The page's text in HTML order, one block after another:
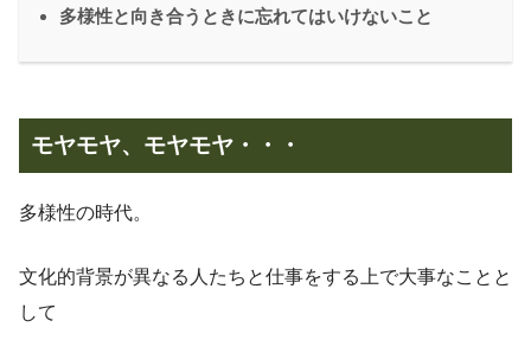
多様性と向き合うときに忘れてはいけないこと
モヤモヤ、モヤモヤ・・・
多様性の時代。
文化的背景が異なる人たちと仕事をする上で大事なことと
して